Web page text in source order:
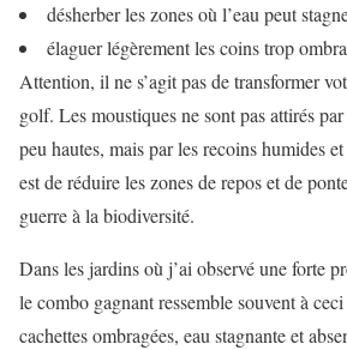
désherber les zones où l’eau peut
élaguer légèrement les coins trop
Attention, il ne s’agit pas de transformer
golf. Les moustiques ne sont pas attirés
peu hautes, mais par les recoins humides
est de réduire les zones de repos et de
guerre à la biodiversité.
Dans les jardins où j’ai observé une forte
le combo gagnant ressemble souvent à
cachettes ombragées, eau stagnante et